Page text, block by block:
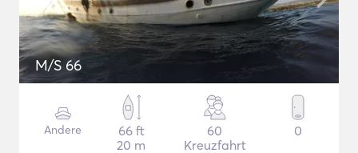
M/S 66
Andere
66 ft
20 m
60
Kreuzfahrt
0